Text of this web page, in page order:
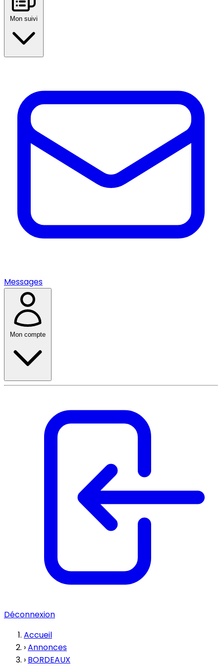
Mon suivi
Messages
Mon compte
Déconnexion
Accueil
›Annonces
› BORDEAUX